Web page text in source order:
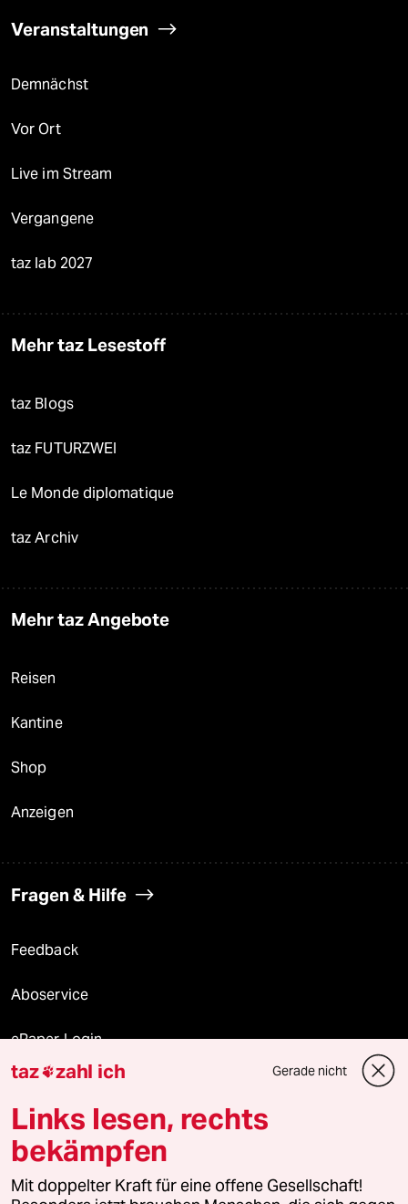
Veranstaltungen
Demnächst
Vor Ort
Live im Stream
Vergangene
taz lab 2027
Mehr taz Lesestoff
taz Blogs
taz FUTURZWEI
Le Monde diplomatique
taz Archiv
Mehr taz Angebote
Reisen
Kantine
Shop
Anzeigen
Fragen & Hilfe
Feedback
Aboservice
ePaper Login
Downloads für Abonnierende
© 2026 taz Verlags und Vertriebs GmbH
Alle Rechte vorbehalten. Bei rechtlichen Fragen oder für Genehmigungen
wenden Sie sich bitte an
lizenzen@taz.de
taz zahl ich Gerade nicht
Links lesen, rechts
bekämpfen
Mit doppelter Kraft für eine offene Gesellschaft!